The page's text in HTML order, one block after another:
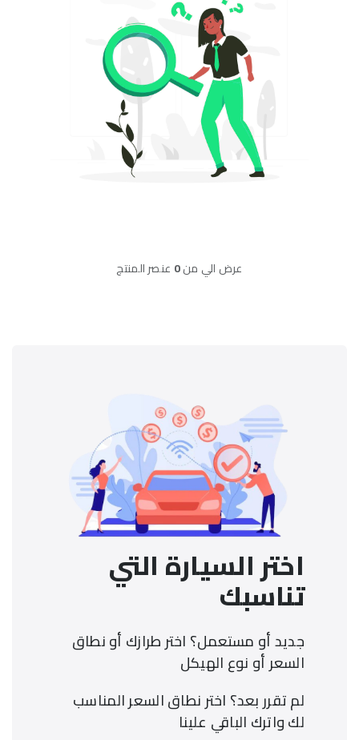
عرض الي من0 عنصر المنتج
اختر السيارة التي
تناسبك
جديد أو مستعمل؟ اختر طرازك أو نطاق
السعر أو نوع الهيكل
لم تقرر بعد؟ اختر نطاق السعر المناسب
لك واترك الباقي علينا
كلمة المرور
اسم
هاتف
بريد إلكتروني